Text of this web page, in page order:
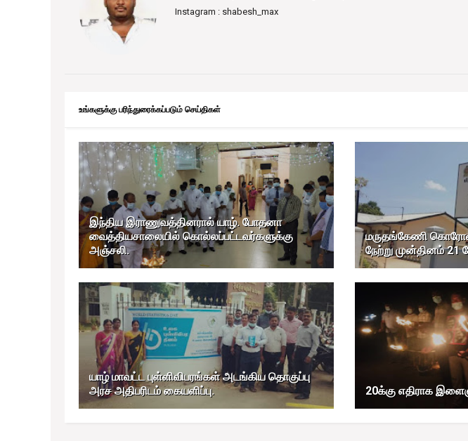
Instagram : shabesh_max
உங்களுக்கு பரிந்துரைக்கப்படும் செய்திகள்
இந்திய இராணுவத்தினரால் யாழ். போதனா
வைத்தியசாலையில் கொல்லப்பட்டவர்களுக்கு
அஞ்சலி.
மருதங்கேணி
நேற்று முன்தினம் 21
யாழ் மாவட்ட புள்ளிவிபரங்கள் அடங்கிய தொகுப்பு
அரச அதிபரிடம் கையளிப்பு.
20க்கு எதிராக